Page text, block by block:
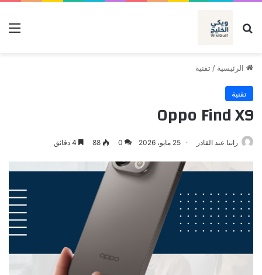
بحث عن
الرئيسية / تقنية
تقنية
Oppo Find X9
رانيا عبد القادر 25 مايو، 2026 0
88